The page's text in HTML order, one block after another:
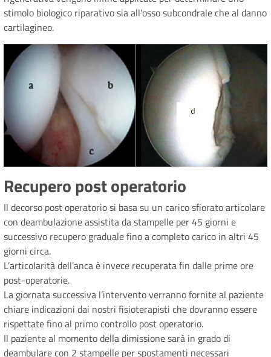
stimolo biologico riparativo sia all’osso subcondrale che al danno
cartilagineo.
Recupero post operatorio
Il decorso post operatorio si basa su un carico sfiorato articolare
con deambulazione assistita da stampelle per 45 giorni e
successivo recupero graduale fino a completo carico in altri 45
giorni circa.
L’articolarità dell’anca è invece recuperata fin dalle prime ore
post-operatorie.
La giornata successiva l’intervento verranno fornite al paziente
chiare indicazioni dai nostri fisioterapisti che dovranno essere
rispettate fino al primo controllo post operatorio.
Il paziente al momento della dimissione sarà in grado di
deambulare con 2 stampelle per spostamenti necessari